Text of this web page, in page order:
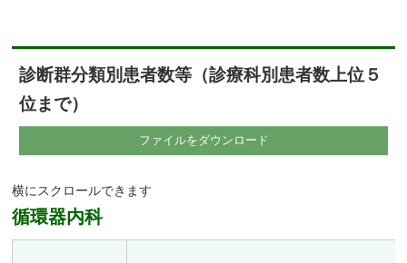
診断群分類別患者数等（診療科別患者数上位５
位まで）
ファイルをダウンロード
循環器内科